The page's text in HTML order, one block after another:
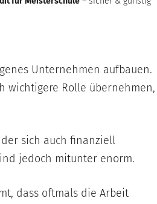
Unternehmen aufbauen.
wichtigere Rolle übernehmen,
sich auch finanziell
jedoch mitunter enorm.
dass oftmals die Arbeit